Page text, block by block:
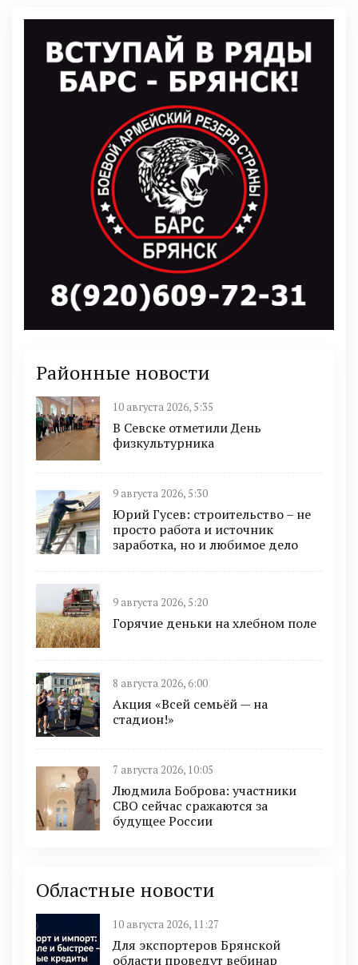
Районные новости
10 августа 2026, 5:35
В Севске отметили День
физкультурника
9 августа 2026, 5:30
Юрий Гусев: строительство – не
просто работа и источник
заработка, но и любимое дело
9 августа 2026, 5:20
Горячие деньки на хлебном поле
8 августа 2026, 6:00
Акция «Всей семьёй — на
стадион!»
7 августа 2026, 10:05
Людмила Боброва: участники
СВО сейчас сражаются за
будущее России
Областные новости
10 августа 2026, 11:27
Для экспортеров Брянской
области проведут вебинар